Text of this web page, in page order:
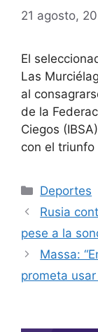
21 agosto,
El
Las
al
de la
Ciegos
con el
Deportes
Rusia
pese a la
Massa:
prometa